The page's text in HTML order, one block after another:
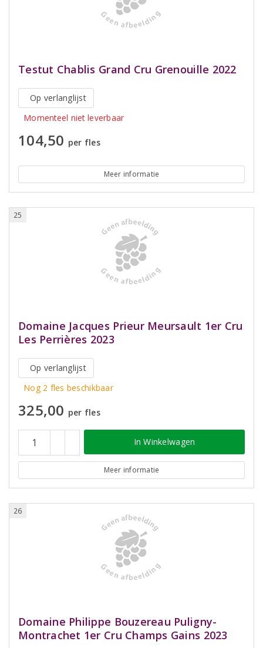
Testut Chablis Grand Cru Grenouille 2022
Op verlanglijst
Momenteel niet leverbaar
104,50 per fles
Meer informatie
25
Domaine Jacques Prieur Meursault 1er Cru
Les Perrières 2023
Op verlanglijst
Nog 2 fles beschikbaar
325,00 per fles
In Winkelwagen
Meer informatie
26
Domaine Philippe Bouzereau Puligny-
Montrachet 1er Cru Champs Gains 2023